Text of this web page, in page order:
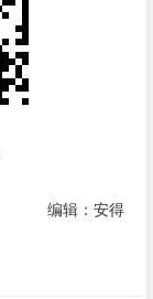
编辑：安得